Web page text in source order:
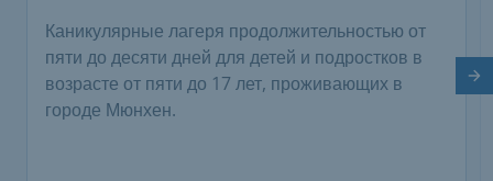
Каникулярные лагеря продолжительностью от
пяти до десяти дней для детей и подростков в
возрасте от пяти до 17 лет, проживающих в
городе Мюнхен.